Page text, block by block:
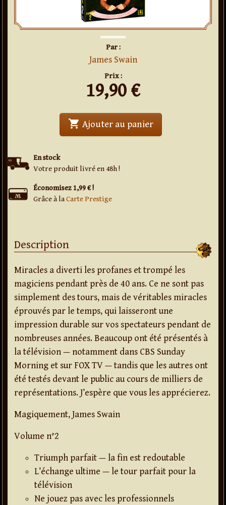
Par :
James Swain
Prix :
19,90 €
En stock
Votre produit livré en 48h !
Économisez 1,99 € !
Grâce à laCarte Prestige
shopping_cart Ajouter au panier' . Miracles - The
Description
Miracles a diverti les profanes et trompé les
magiciens pendant près de 40 ans. Ce ne sont pas
simplement des tours, mais de véritables miracles
éprouvés par le temps, qui laisseront une
impression durable sur vos spectateurs pendant de
nombreuses années. Beaucoup ont été présentés à
la télévision — notamment dans CBS Sunday
Morning et sur FOX TV — tandis que les autres ont
été testés devant le public au cours de milliers de
représentations. J’espère que vous les apprécierez.
Magiquement, James Swain
Volume n°2
Triumph parfait — la fin est redoutable
L’échange ultime — le tour parfait pour la
télévision
Ne jouez pas avec les professionnels